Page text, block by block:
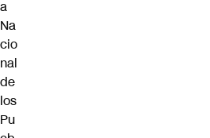
a
Na
cio
nal
de
los
Pu